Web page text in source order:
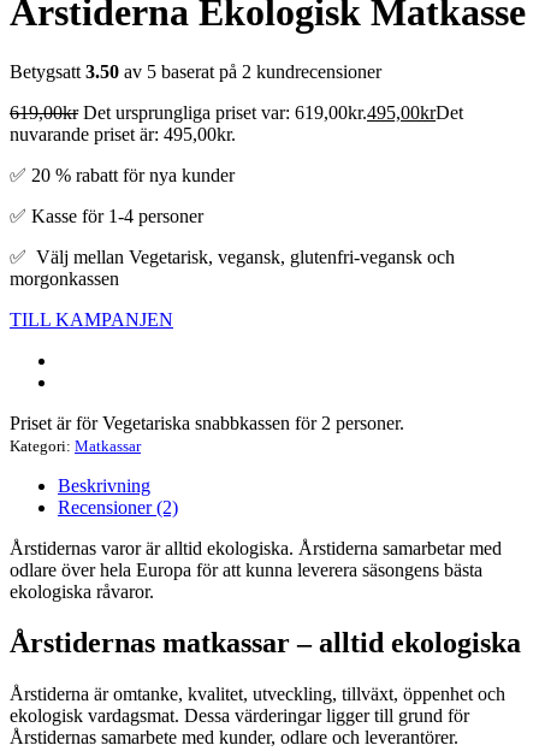
Årstiderna Ekologisk Matkasse
Betygsatt 3.50 av 5 baserat på 2 kundrecensioner
619,00kr Det ursprungliga priset var: 619,00kr.495,00krDet
nuvarande priset är: 495,00kr.
✅ 20 % rabatt för nya kunder
✅ Kasse för 1-4 personer
✅ Välj mellan Vegetarisk, vegansk, glutenfri-vegansk och
morgonkassen
TILL KAMPANJEN
Priset är för Vegetariska snabbkassen för 2 personer.
Kategori: Matkassar
Beskrivning
Recensioner (2)
Årstidernas varor är alltid ekologiska. Årstiderna samarbetar med
odlare över hela Europa för att kunna leverera säsongens bästa
ekologiska råvaror.
Årstidernas matkassar – alltid ekologiska
Årstiderna är omtanke, kvalitet, utveckling, tillväxt, öppenhet och
ekologisk vardagsmat. Dessa värderingar ligger till grund för
Årstidernas samarbete med kunder, odlare och leverantörer.